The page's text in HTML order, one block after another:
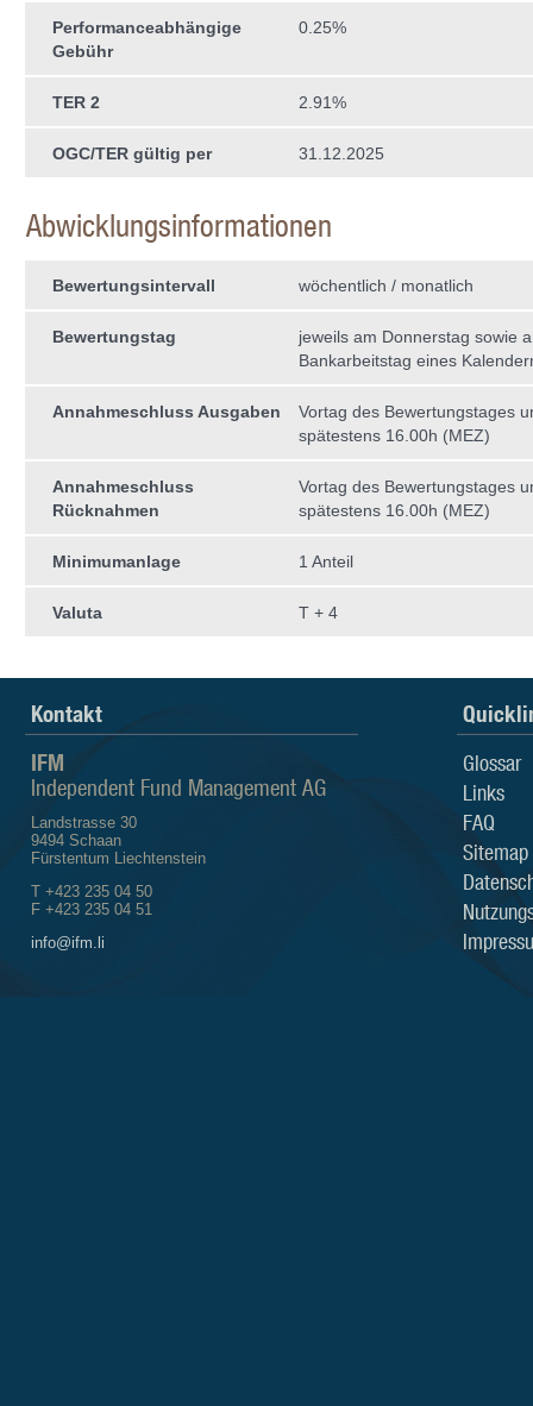
Performanceabhängige
Gebühr
0.25%
TER 2 2.91%
OGC/TER gültig per 31.12.2025
Abwicklungsinformationen
Bewertungsintervall wöchentlich / monatlich
Bewertungstag
jeweils am Donnerstag sowie
Bankarbeitstag eines
Annahmeschluss Ausgaben
Vortag des Bewertungstages
spätestens 16.00h (MEZ)
Annahmeschluss
Rücknahmen
Vortag des Bewertungstages
spätestens 16.00h (MEZ)
Minimumanlage 1 Anteil
Valuta T + 4
Kontakt
IFM
Independent Fund Management AG
Landstrasse 30
9494 Schaan
Fürstentum Liechtenstein
T +423 235 04 50
F +423 235 04 51
info@ifm.li
Glossar
Links
FAQ
Sitemap